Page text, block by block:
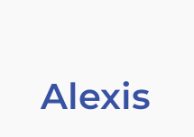
Alexis